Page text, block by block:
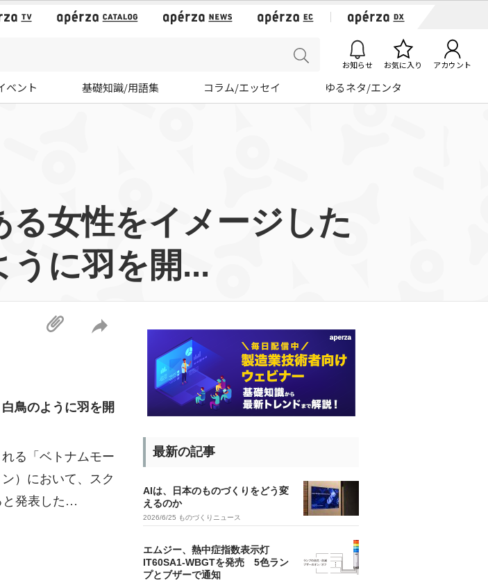
お知らせ お気に入り アカウント
ベント 基礎知識/用語集 コラム/エッセイ ゆるネタ/エンタ
女性をイメージした
うに羽を開...
鳥のように羽を開
る「ベトナムモー
）において、スク
と発表した…
最新の記事
AIは、日本のものづくりをどう変
えるのか
2026/6/25 ものづくりニュース
エムジー、熱中症指数表示灯
IT60SA1-WBGTを発売 5色ラン
プとブザーで通知